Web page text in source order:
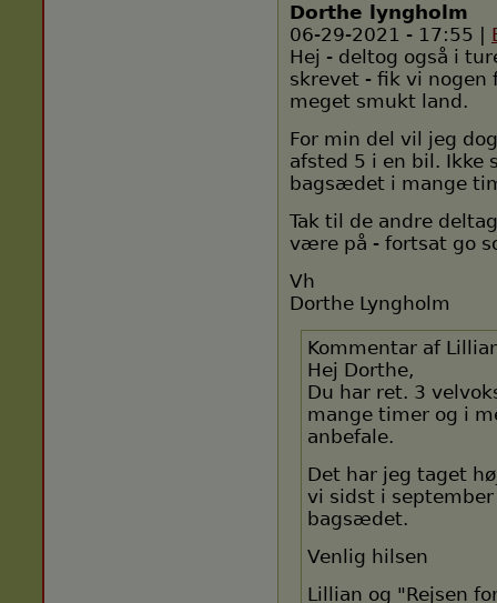
Dorthe lyngholm
06-29-2021 - 17:55 |
Hej - deltog også i
skrevet - fik vi nogen
meget smukt land.
For min del vil jeg
afsted 5 i en bil.
bagsædet i mange
Tak til de andre
være på - fortsat go
Vh
Dorthe Lyngholm
Kommentar af
Hej Dorthe,
Du har ret. 3
mange timer og i
anbefale.
Det har jeg taget
vi sidst i
bagsædet.
Venlig hilsen
Lillian og "Rejsen